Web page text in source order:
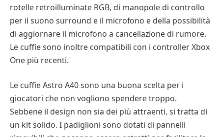
rotelle retroilluminate RGB, di manopole di controllo
per il suono surround e il microfono e della possibilità
di aggiornare il microfono a cancellazione di rumore.
Le cuffie sono inoltre compatibili con i controller Xbox
One più recenti.
Le cuffie Astro A40 sono una buona scelta per i
giocatori che non vogliono spendere troppo.
Sebbene il design non sia dei più attraenti, si tratta di
un kit solido. I padiglioni sono dotati di pannelli